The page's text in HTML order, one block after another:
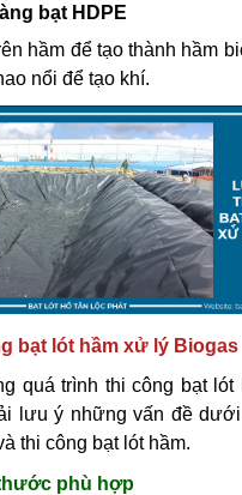
bạt HDPE
hầm để tạo thành hầm
nổi để tạo khí.
bạt lót hầm xử lý Biogas
quá trình thi công bạt lót
lưu ý những vấn đề
thi công bạt lót hầm.
phù hợp